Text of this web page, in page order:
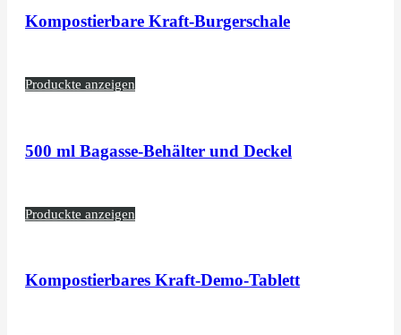
Kompostierbare Kraft-Burgerschale
Produckte anzeigen
500 ml Bagasse-Behälter und Deckel
Produckte anzeigen
Kompostierbares Kraft-Demo-Tablett